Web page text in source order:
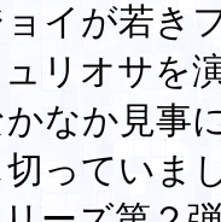
イが若き
リオサを
なか見事
っていま